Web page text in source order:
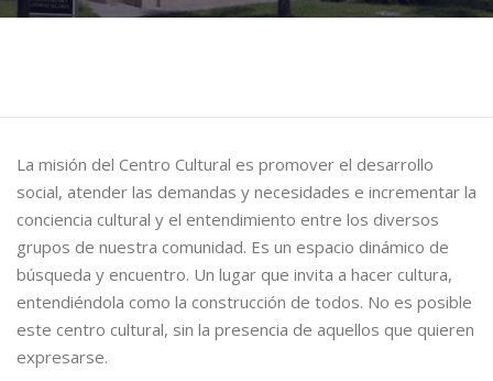
La misión del Centro Cultural es promover el desarrollo
social, atender las demandas y necesidades e incrementar la
conciencia cultural y el entendimiento entre los diversos
grupos de nuestra comunidad. Es un espacio dinámico de
búsqueda y encuentro. Un lugar que invita a hacer cultura,
entendiéndola como la construcción de todos. No es posible
este centro cultural, sin la presencia de aquellos que quieren
expresarse.